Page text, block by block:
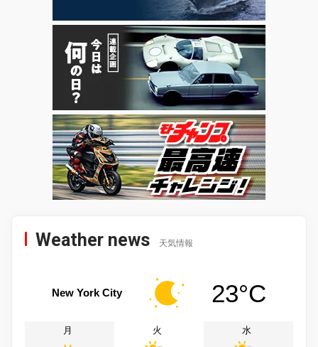
Weather news 天気情報
New York City 23°C
月 火 水